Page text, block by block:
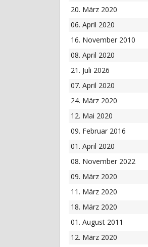
20. März 2020
06. April 2020
16. November 2010
08. April 2020
21. Juli 2026
07. April 2020
24. März 2020
12. Mai 2020
09. Februar 2016
01. April 2020
08. November 2022
09. März 2020
11. März 2020
18. März 2020
01. August 2011
12. März 2020